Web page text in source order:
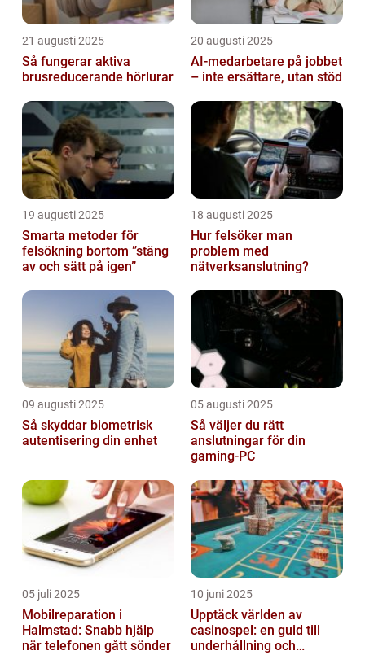
21 augusti 2025
Så fungerar aktiva
brusreducerande hörlurar
20 augusti 2025
AI‑medarbetare på jobbet
– inte ersättare, utan stöd
19 augusti 2025
Smarta metoder för
felsökning bortom ”stäng
av och sätt på igen”
18 augusti 2025
Hur felsöker man
problem med
nätverksanslutning?
09 augusti 2025
Så skyddar biometrisk
autentisering din enhet
05 augusti 2025
Så väljer du rätt
anslutningar för din
gaming-PC
05 juli 2025
Mobilreparation i
Halmstad: Snabb hjälp
när telefonen gått sönder
10 juni 2025
Upptäck världen av
casinospel: en guid till
underhållning och